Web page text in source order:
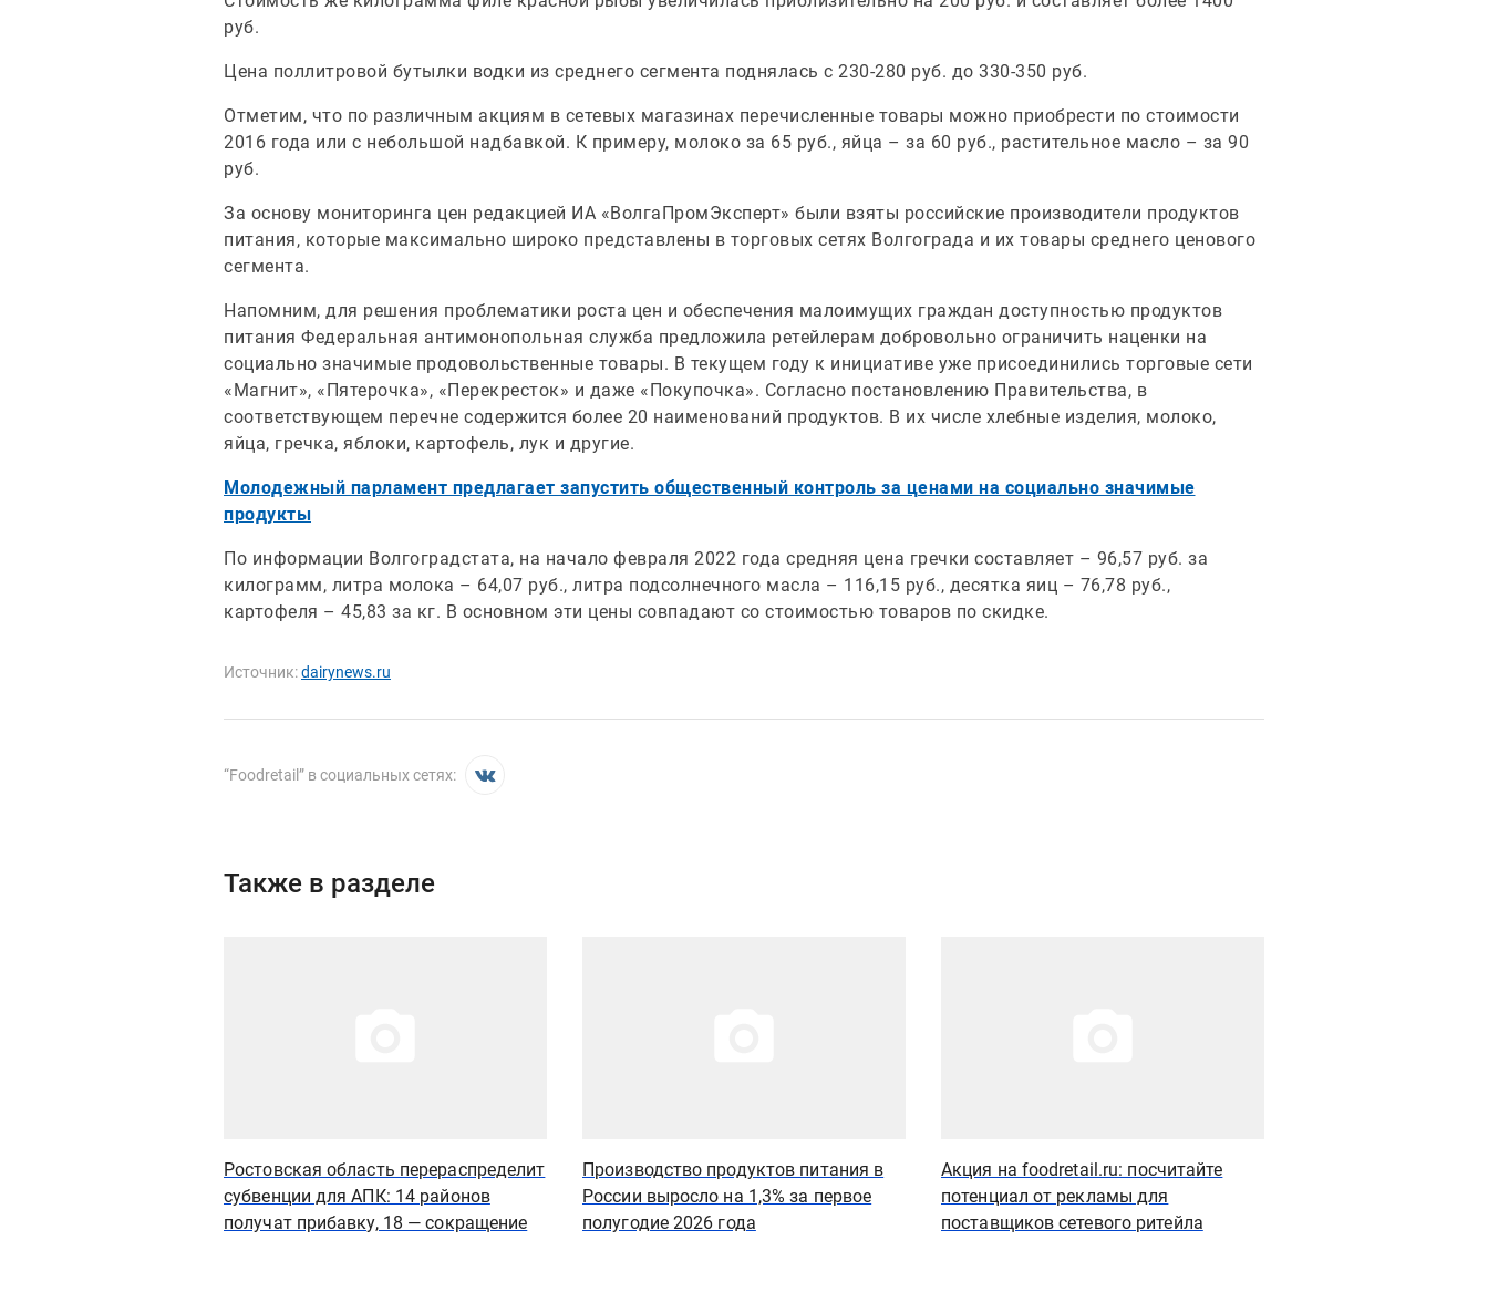
руб.
Цена поллитровой бутылки водки из среднего сегмента поднялась с 230-280 руб. до 330-350 руб.
Отметим, что по различным акциям в сетевых магазинах перечисленные товары можно приобрести по стоимости
2016 года или с небольшой надбавкой. К примеру, молоко за 65 руб., яйца – за 60 руб., растительное масло – за 90
руб.
За основу мониторинга цен редакцией ИА «ВолгаПромЭксперт» были взяты российские производители продуктов
питания, которые максимально широко представлены в торговых сетях Волгограда и их товары среднего ценового
сегмента.
Напомним, для решения проблематики роста цен и обеспечения малоимущих граждан доступностью продуктов
питания Федеральная антимонопольная служба предложила ретейлерам добровольно ограничить наценки на
социально значимые продовольственные товары. В текущем году к инициативе уже присоединились торговые сети
«Магнит», «Пятерочка», «Перекресток» и даже «Покупочка». Согласно постановлению Правительства, в
соответствующем перечне содержится более 20 наименований продуктов. В их числе хлебные изделия, молоко,
яйца, гречка, яблоки, картофель, лук и другие.
Молодежный парламент предлагает запустить общественный контроль за ценами на социально значимые
продукты
По информации Волгоградстата, на начало февраля 2022 года средняя цена гречки составляет – 96,57 руб. за
килограмм, литра молока – 64,07 руб., литра подсолнечного масла – 116,15 руб., десятка яиц – 76,78 руб.,
картофеля – 45,83 за кг. В основном эти цены совпадают со стоимостью товаров по скидке.
Источник:dairynews.ru
“Foodretail” в социальных сетях:
Также в разделе
Ростовская область перераспределит
субвенции для АПК: 14 районов
получат прибавку, 18 — сокращение
Производство продуктов питания в
России выросло на 1,3% за первое
полугодие 2026 года
Акция на foodretail.ru: посчитайте
потенциал от рекламы для
поставщиков сетевого ритейла